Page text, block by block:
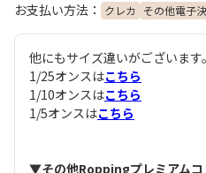
お支払い方法： クレカ その他電子
他にもサイズ違いがございます。
1/25オンスはこちら
1/10オンスはこちら
1/5オンスはこちら
▼その他Roppingプレミアム